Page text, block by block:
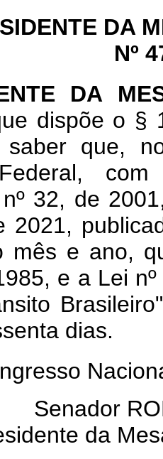
DA
Nº
DA
dispõe o §
saber que,
Federal,
nº 32, de
2021,
mês e ano,
e a Lei
dias.
Senador
da